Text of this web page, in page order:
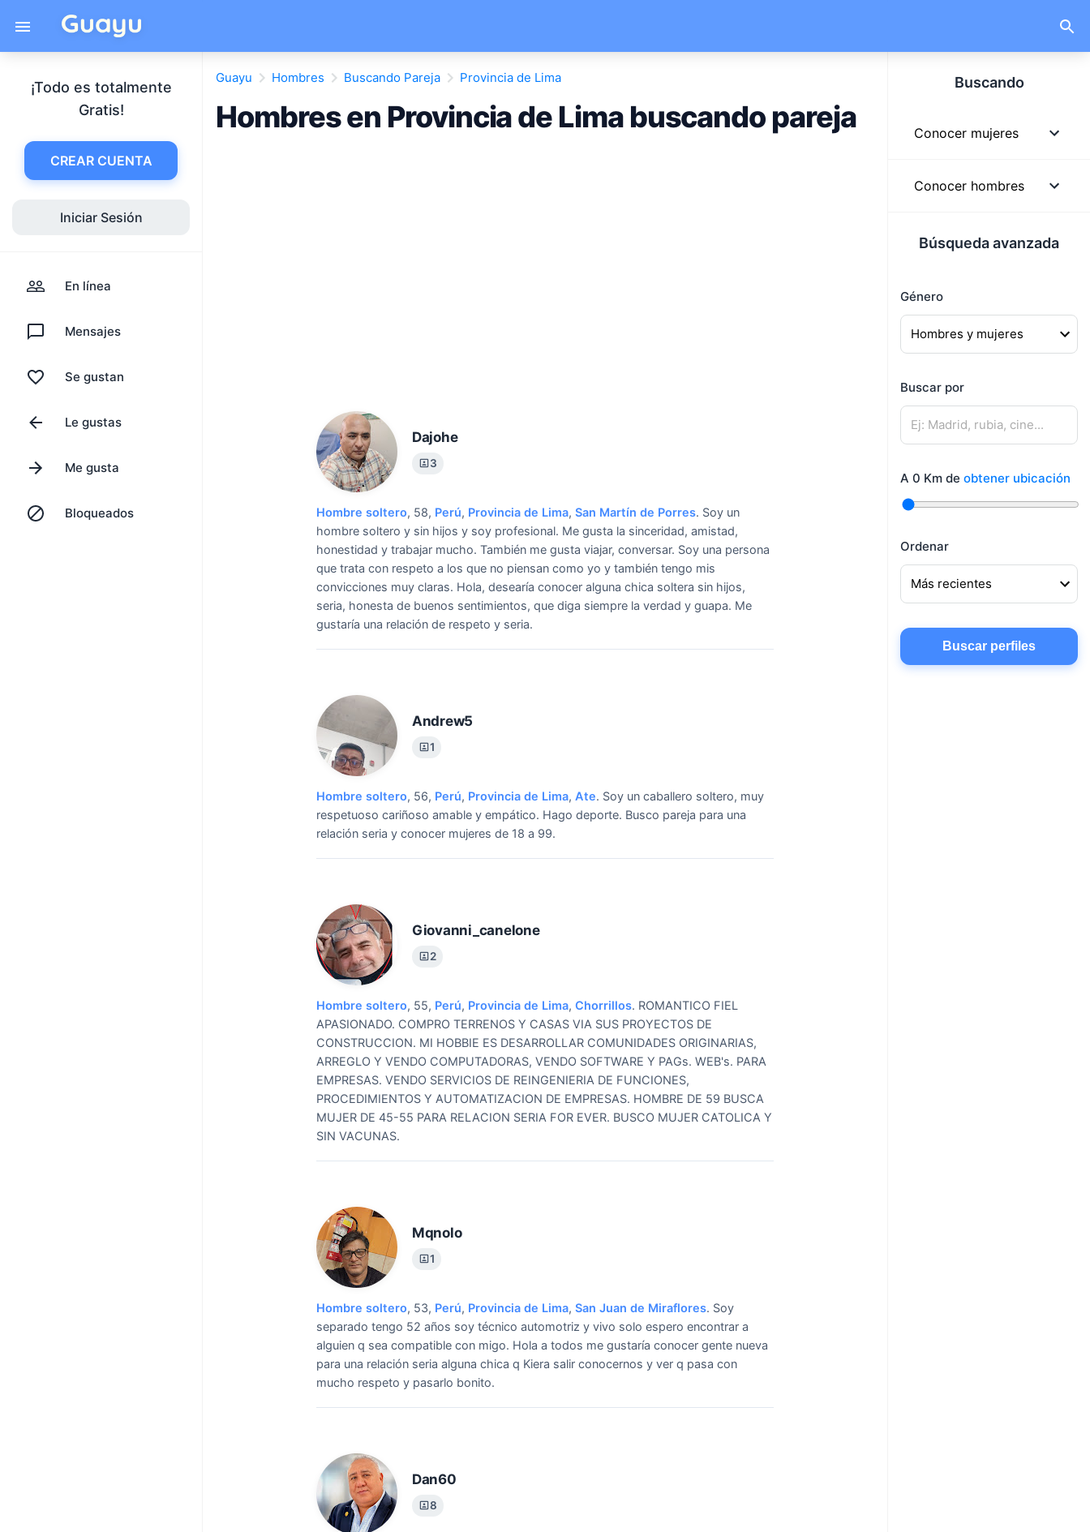
Buscando
Conocer mujeres
Mujeres lindas
Mujeres buscando
hombres
Mujeres buscando pareja
Mujeres buscando
amigos
Mujeres buscando
Mujeres buscando
Conocer hombres
Hombres guapos
Hombres buscando
Hombres buscando
pareja
amigos
Búsqueda avanzada
Género
Buscar por
A 0 Km de obtener ubicación
Ordenar
Buscar perfiles
¡Todo es totalmente
Gratis!
CREAR CUENTA
Iniciar Sesión
En línea
Mensajes
Se gustan
Le gustas
Me gusta
Bloqueados
Guayu Hombres Buscando Pareja Provincia de Lima
Hombres en Provincia de Lima buscando pareja
Dajohe
3
Hombre soltero, 58, Perú, Provincia de Lima, San Martín de Porres. Soy un
hombre soltero y sin hijos y soy profesional. Me gusta la sinceridad, amistad,
honestidad y trabajar mucho. También me gusta viajar, conversar. Soy una persona
que trata con respeto a los que no piensan como yo y también tengo mis
convicciones muy claras. Hola, desearía conocer alguna chica soltera sin hijos,
seria, honesta de buenos sentimientos, que diga siempre la verdad y guapa. Me
gustaría una relación de respeto y seria.
Andrew5
1
Hombre soltero, 56, Perú, Provincia de Lima, Ate. Soy un caballero soltero, muy
respetuoso cariñoso amable y empático. Hago deporte. Busco pareja para una
relación seria y conocer mujeres de 18 a 99.
Giovanni_canelone
2
Hombre soltero, 55, Perú, Provincia de Lima, Chorrillos. ROMANTICO FIEL
APASIONADO. COMPRO TERRENOS Y CASAS VIA SUS PROYECTOS DE
CONSTRUCCION. MI HOBBIE ES DESARROLLAR COMUNIDADES ORIGINARIAS,
ARREGLO Y VENDO COMPUTADORAS, VENDO SOFTWARE Y PAGs. WEB's. PARA
EMPRESAS. VENDO SERVICIOS DE REINGENIERIA DE FUNCIONES,
PROCEDIMIENTOS Y AUTOMATIZACION DE EMPRESAS. HOMBRE DE 59 BUSCA
MUJER DE 45-55 PARA RELACION SERIA FOR EVER. BUSCO MUJER CATOLICA Y
SIN VACUNAS.
Mqnolo
1
Hombre soltero, 53, Perú, Provincia de Lima, San Juan de Miraflores. Soy
separado tengo 52 años soy técnico automotriz y vivo solo espero encontrar a
alguien q sea compatible con migo. Hola a todos me gustaría conocer gente nueva
para una relación seria alguna chica q Kiera salir conocernos y ver q pasa con
mucho respeto y pasarlo bonito.
Dan60
8